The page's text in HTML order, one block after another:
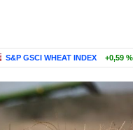
S&P GSCI WHEAT INDEX +0,59 %